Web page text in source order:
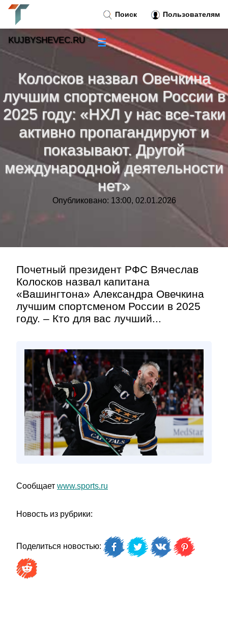
Колосков назвал Овечкина
лучшим спортсменом России в
2025 году: «НХЛ у нас все‑таки
активно пропагандируют и
показывают. Другой
международной деятельности
нет»
Опубликовано: 13:00, 02.01.2026
Почетный президент РФС Вячеслав
Колосков назвал капитана
«Вашингтона» Александра Овечкина
лучшим спортсменом России в 2025
году. – Кто для вас лучший...
Сообщает www.sports.ru
Новость из рубрики:
Поделиться новостью:
Поиск Пользователям
KUJBYSHEVEC.RU ☰
Тренды новостей
Рубрики»
Контакт